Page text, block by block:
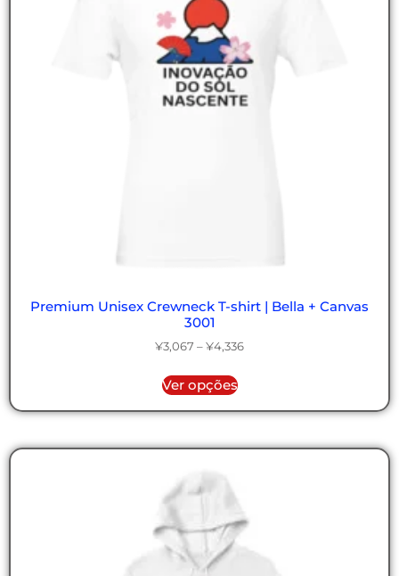
Premium Unisex Crewneck T-shirt | Bella + Canvas
3001
¥3,067 – ¥4,336
Ver opções